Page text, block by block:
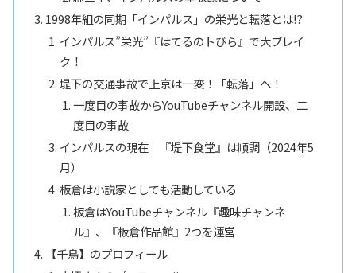
1998年組の同期「インパルス」の栄光と転落とは!?
インパルス”栄光”『はてるのトびら』で大ブレイ
ク！
堤下の交通事故で上京は一変！「転落」へ！
一度目の事故からYouTubeチャンネル開設、二
度目の事故
インパルスの現在 『堤下食堂』は順調（2024年5
月）
板倉は小説家としても活動している
板倉はYouTubeチャンネル『趣味チャンネ
ル』、『板倉作品館』2つを運営
【千鳥】のプロフィール